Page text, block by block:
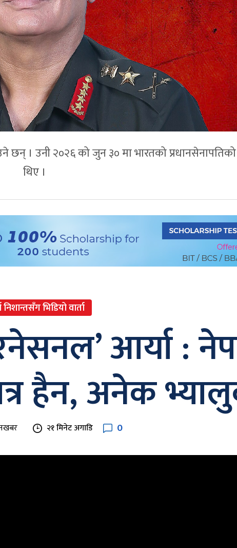
। उनी २०२६ को जुन ३० मा भारतको
थिए ।
भिडियो वार्ता
आर्या :
हैन, अनेक
२१ मिनेट अगाडि 0